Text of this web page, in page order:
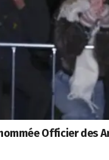
Officier des